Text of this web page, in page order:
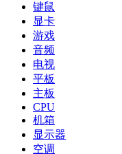
键鼠
显卡
游戏
音频
电视
平板
主板
CPU
机箱
显示器
空调